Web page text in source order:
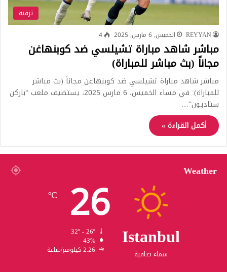
ترفيه
REYYAN الخميس, 6 مارس, 2025 4
مباشر شاهد مباراة تشيلسي ضد كوبنهاغن
مجاناً (بث مباشر للمباراة)
مباشر شاهد مباراة تشيلسي ضد كوبنهاغن مجاناً (بث مباشر
للمباراة): في مساء الخميس، 6 مارس 2025، يستضيف ملعب “باركن
ستاديون”…
أكمل القراءة »
Weather
Istanbul
سماء صافية
26
℃
43%
2.26 كيلومتر/ساعة